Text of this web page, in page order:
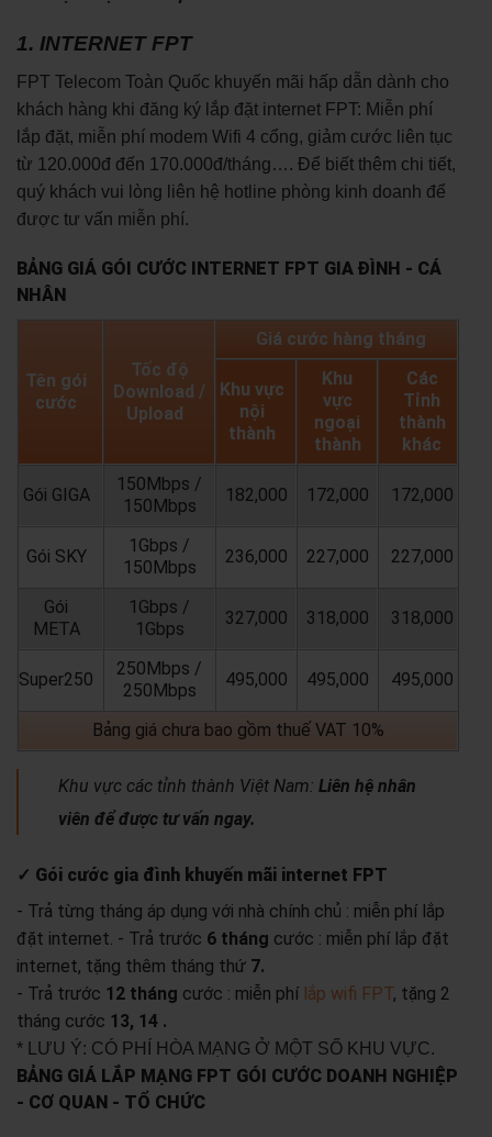
1. INTERNET FPT
FPT Telecom Toàn Quốc khuyến mãi hấp dẫn dành cho
khách hàng khi đăng ký lắp đặt internet FPT: Miễn phí
lắp đặt, miễn phí modem Wifi 4 cổng, giảm cước liên tục
từ 120.000đ đến 170.000đ/tháng…. Để biết thêm chi tiết,
quý khách vui lòng liên hệ hotline phòng kinh doanh để
được tư vấn miễn phí.
BẢNG GIÁ GÓI CƯỚC INTERNET FPT GIA ĐÌNH - CÁ
NHÂN
Tên gói
cước
Tốc độ
Download /
Upload
Giá cước hàng tháng
Khu vực
nội
thành
Khu
vực
ngoại
thành
Các
Tỉnh
thành
khác
Gói GIGA
150Mbps /
150Mbps
182,000 172,000 172,000
Gói SKY
1Gbps /
150Mbps
236,000 227,000 227,000
Gói
META
1Gbps /
1Gbps
327,000 318,000 318,000
Super250
250Mbps /
250Mbps
495,000 495,000 495,000
Bảng giá chưa bao gồm thuế VAT 10%
Khu vực các tỉnh thành Việt Nam: Liên hệ nhân
viên để được tư vấn ngay.
✓ Gói cước gia đình khuyến mãi internet FPT
- Trả từng tháng áp dụng với nhà chính chủ : miễn phí lắp
đặt internet. - Trả trước 6 tháng cước : miễn phí lắp đặt
internet, tặng thêm tháng thứ 7.
- Trả trước 12 tháng cước : miễn phí lắp wifi FPT, tặng 2
tháng cước 13, 14 .
* LƯU Ý: CÓ PHÍ HÒA MẠNG Ở MỘT SỐ KHU VỰC.
BẢNG GIÁ LẮP MẠNG FPT GÓI CƯỚC DOANH NGHIỆP
- CƠ QUAN - TỔ CHỨC